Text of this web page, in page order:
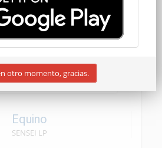
Equino
SENSEI LP
otro momento, gracias.